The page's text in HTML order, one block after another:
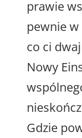
prawie
pewnie
co ci
Nowy
Gdzie